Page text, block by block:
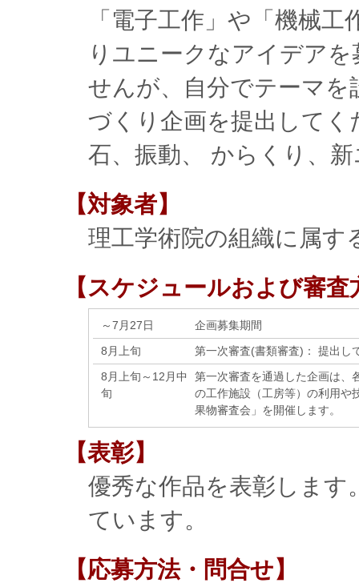
「電子工作」や「機械
りユニークなアイデア
せんが、自分でテーマ
づくり企画を提出してく
石、振動、 からくり、
【対象者】
理工学術院の組織に属す
【スケジュールおよび審査
～7月27日
企画募集期間
8月上旬
第一次審査(書類審査)： 提出し
8月上旬～12月中
旬
第一次審査を通過した企画は、
の工作施設（工房等）の利用や
果物審査会」を開催します。
【表彰】
優秀な作品を表彰します
ています。
【応募方法・問合せ】